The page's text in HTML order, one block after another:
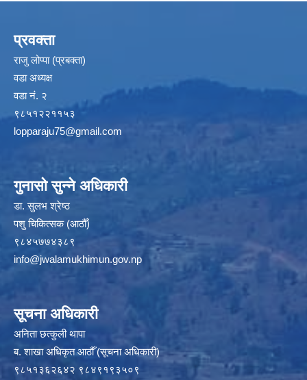
प्रवक्ता
राजु लोप्पा (प्रबक्ता)
वडा अध्यक्ष
वडा नं. २
९८५१२२११५३
lopparaju75@gmail.com
गुनासो सुन्ने अधिकारी
डा. सुलभ श्रेष्ठ
पशु चिकित्सक (आठौँ)
९८४५७७४३८९
info@jwalamukhimun.gov.np
सूचना अधिकारी
अनिता छत्कुली थापा
ब. शाखा अधिकृत आठौँ (सूचना अधिकारी)
९८५१३६२६४२ ९८४९१९३५०९